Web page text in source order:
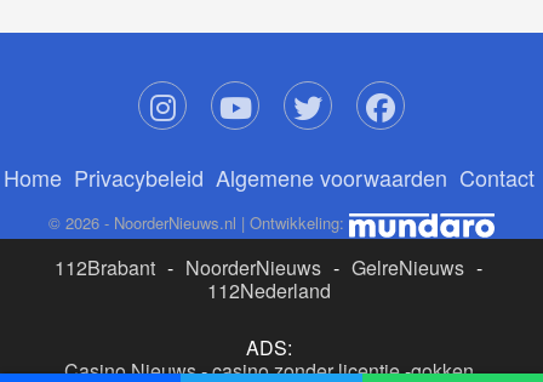
Home Privacybeleid Algemene voorwaarden Contact
© 2026 - NoorderNieuws.nl | Ontwikkeling:
112Brabant - NoorderNieuws - GelreNieuws -
112Nederland
ADS:
Casino Nieuws-casino zonder licentie-gokken